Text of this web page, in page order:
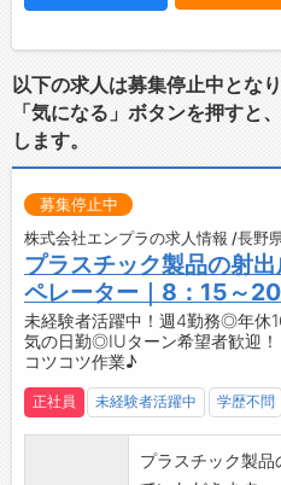
取り組むことがで
・未来の暮らしを
業務において努
クのプロを目指
整っています。
・自身の成長が
【やりがい】
◆生活必需品の
・日々の生活に
・業務を通じて、
◆製品への思い入
以下の求人は募集停止中となり
「気になる」ボタンを押すと
します。
募集停止中
株式会社エンプラの求人情報 /長野
プラスチック製品の射
ペレーター｜8：15～
未経験者活躍中！週4勤務◎年休
気の日勤◎IUターン希望者歓迎！
コツコツ作業♪
正社員 未経験者活躍中 学歴不問
プラスチック製